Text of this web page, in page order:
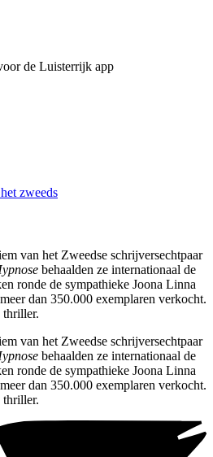
de Luisterrijk app
zweeds
van het Zweedse schrijversechtpaar
behaalden ze internationaal de
ronde de sympathieke Joona Linna
dan 350.000 exemplaren verkocht.
thriller.
van het Zweedse schrijversechtpaar
behaalden ze internationaal de
ronde de sympathieke Joona Linna
dan 350.000 exemplaren verkocht.
thriller.